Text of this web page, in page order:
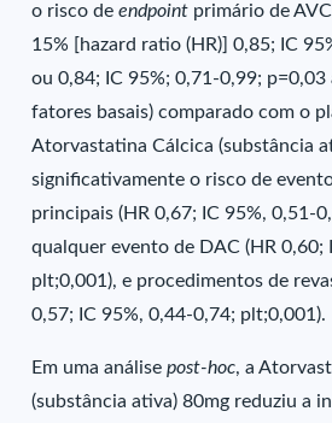
o risco deendpoint primário de
15% [hazard ratio (HR)] 0,85; IC
ou 0,84; IC 95%; 0,71-0,99; p=0,03
fatores basais) comparado com o
Atorvastatina Cálcica (substância
significativamente o risco de
principais (HR 0,67; IC 95%, 0,51-
qualquer evento de DAC (HR 0,60;
plt;0,001), e procedimentos de
0,57; IC 95%, 0,44-0,74; plt;0,001).
Em uma análisepost-hoc, a
(substância ativa) 80mg reduziu a